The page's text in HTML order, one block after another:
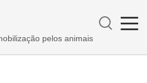
pelos animais